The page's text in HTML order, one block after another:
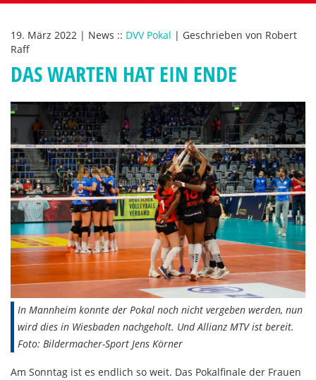
19. März 2022 | News :: DVV Pokal | Geschrieben von Robert
Raff
DAS WARTEN HAT EIN ENDE
In Mannheim konnte der Pokal noch nicht vergeben werden, nun
wird dies in Wiesbaden nachgeholt. Und Allianz MTV ist bereit.
Foto: Bildermacher-Sport Jens Körner
Am Sonntag ist es endlich so weit. Das Pokalfinale der Frauen